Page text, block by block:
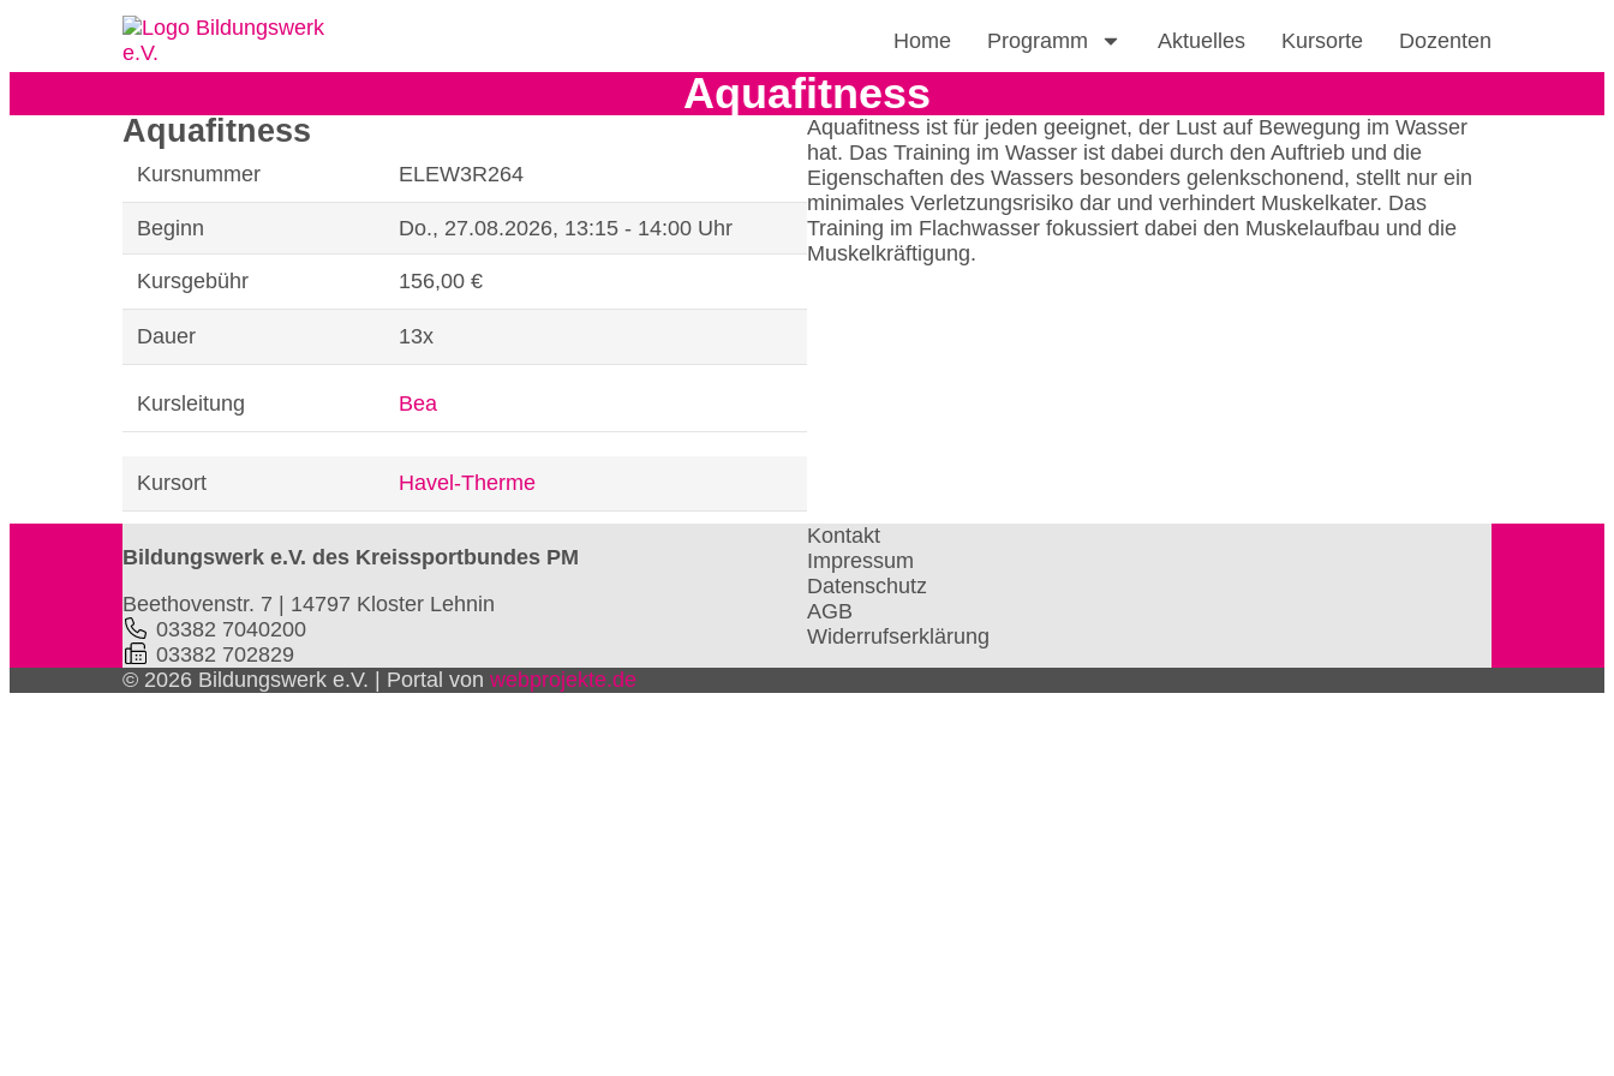
Home Programm Aktuelles Kursorte Dozenten
Aquafitness
Aquafitness
Kursnummer ELEW3R264
Beginn Do., 27.08.2026, 13:15 - 14:00 Uhr
Kursgebühr 156,00 €
Dauer 13x
Kursleitung Bea
Kursort Havel-Therme
Aquafitness ist für jeden geeignet, der Lust auf Bewegung im Wasser
hat. Das Training im Wasser ist dabei durch den Auftrieb und die
Eigenschaften des Wassers besonders gelenkschonend, stellt nur ein
minimales Verletzungsrisiko dar und verhindert Muskelkater. Das
Training im Flachwasser fokussiert dabei den Muskelaufbau und die
Muskelkräftigung.
Bildungswerk e.V. des Kreissportbundes PM
Beethovenstr. 7 | 14797 Kloster Lehnin
03382 7040200
03382 702829
Kontakt
Impressum
Datenschutz
AGB
Widerrufserklärung
© 2026 Bildungswerk e.V. | Portal von webprojekte.de